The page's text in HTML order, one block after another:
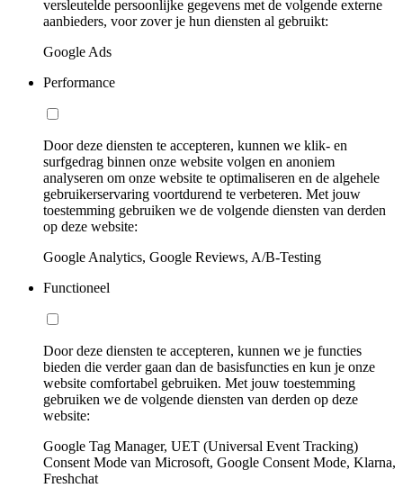
versleutelde persoonlijke gegevens met de volgende externe
aanbieders, voor zover je hun diensten al gebruikt:
Google Ads
Performance
Door deze diensten te accepteren, kunnen we klik- en
surfgedrag binnen onze website volgen en anoniem
analyseren om onze website te optimaliseren en de algehele
gebruikerservaring voortdurend te verbeteren. Met jouw
toestemming gebruiken we de volgende diensten van derden
op deze website:
Google Analytics, Google Reviews, A/B-Testing
Functioneel
Door deze diensten te accepteren, kunnen we je functies
bieden die verder gaan dan de basisfuncties en kun je onze
website comfortabel gebruiken. Met jouw toestemming
gebruiken we de volgende diensten van derden op deze
website:
Google Tag Manager, UET (Universal Event Tracking)
Consent Mode van Microsoft, Google Consent Mode, Klarna,
Freshchat